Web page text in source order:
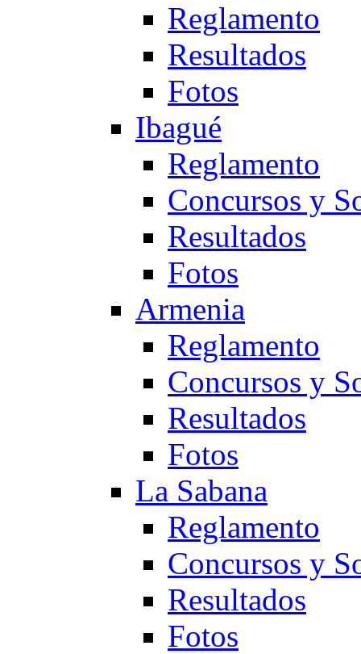
Reglamento
Resultados
Fotos
Ibagué
Reglamento
Concursos y
Resultados
Fotos
Armenia
Reglamento
Concursos y
Resultados
Fotos
La Sabana
Reglamento
Concursos y
Resultados
Fotos